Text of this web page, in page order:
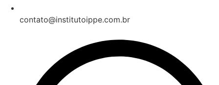
contato@institutoippe.com.br